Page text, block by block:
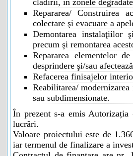
clădirii, în zonele
Repararea/ Construirea
colectare şi evacuare a
Demontarea instalaţiilor
precum şi remontarea
Repararea elementelor
desprindere şi/sau
Refacerea finisajelor
Reabilitarea/
sau subdimensionate.
În prezent s-a emis Autorizația
lucrări.
Valoare proiectului este de
iar termenul de finalizare a